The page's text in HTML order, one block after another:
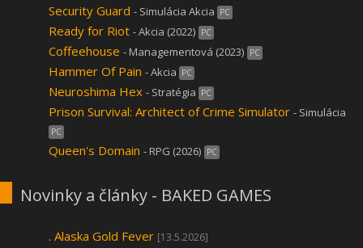
Security Guard - Simulácia Akcia PC
Ready for Riot - Akcia (2022) PC
Coffeehouse - Managementová (2023) PC
Hammer Of Pain - Akcia PC
Neuroshima Hex - Stratégia PC
Prison Survival: Architect of Crime Simulator - Simulácia
PC
Queen's Domain - RPG (2026) PC
Novinky a články - BAKED GAMES
. Alaska Gold Fever [13.5.2026]